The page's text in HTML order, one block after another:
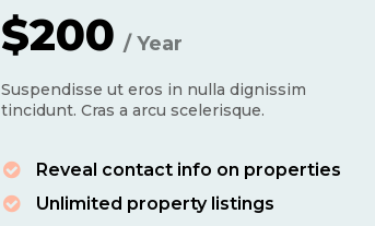
$200 / Year
Suspendisse ut eros in nulla dignissim
tincidunt. Cras a arcu scelerisque.
Reveal contact info on properties
Unlimited property listings